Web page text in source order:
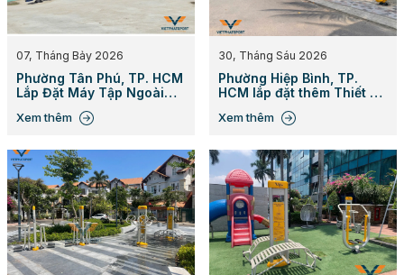
07, Tháng Bảy 2026
Phường Tân Phú, TP. HCM
Lắp Đặt Máy Tập Ngoài
Xem thêm
30, Tháng Sáu 2026
Phường Hiệp Bình, TP.
HCM lắp đặt thêm Thiết Bị
Xem thêm